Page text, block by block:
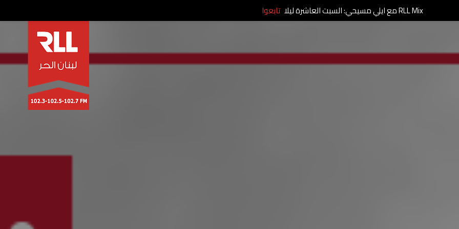
RLL Mix مع ايلي مسيحي: السبت العاشرة ليلا تابعوا